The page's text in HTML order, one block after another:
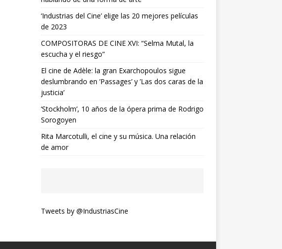
‘Industrias del Cine’ elige las 20 mejores películas
de 2023
COMPOSITORAS DE CINE XVI: “Selma Mutal, la
escucha y el riesgo”
El cine de Adèle: la gran Exarchopoulos sigue
deslumbrando en ’Passages’ y ’Las dos caras de la
justicia’
‘Stockholm’, 10 años de la ópera prima de Rodrigo
Sorogoyen
Rita Marcotulli, el cine y su música. Una relación
de amor
Tweets by @IndustriasCine